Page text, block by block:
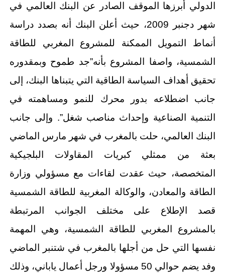
الدولي أبرزها الموقف الصادر عن البنك العالمي في
شهر دجنبر 2009، حيث أعلن البنك أنه بصدد دراسة
أنماط التمويل الممكنة للمشروع المغربي للطاقة
الشمسية، واصفا المشروع بأنه”جد طموح وبمقدوره
تحقيق أهداف السياسة الطاقية التي يتبناها البنك، إلى
جانب اضطلاعه بدور محرك للنمو ومساهمته في
التنمية الصناعية وإحداث مناصب شغل”. وإلى جانب
البنك العالمي، حلت بالمغرب في شهر مارس الماضي
بعثة من ممثلي كبريات المقاولات البلجيكية
المتخصصة، حيث عقدت لقاءات مع مسؤولي وزارة
الطاقة والمعادن، والوكالة المغربية للطاقة الشمسية
قصد الإطلاع على مختلف الجوانب المرتبطة
بالمشروع المغربي للطاقة الشمسية، وهي المهمة
نفسها التي حل من أجلها بالمغرب في شتنبر الماضي
وفد يضم حوالي 50 مسؤولا ورجل أعمال ياباني، وذلك